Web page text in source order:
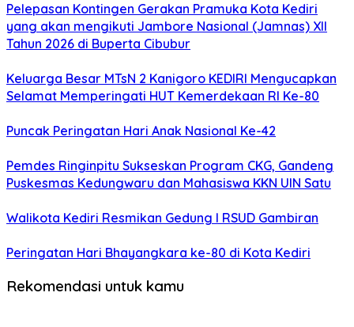
Pelepasan Kontingen Gerakan Pramuka Kota Kediri
yang akan mengikuti Jambore Nasional (Jamnas) XII
Tahun 2026 di Buperta Cibubur
Keluarga Besar MTsN 2 Kanigoro KEDIRI Mengucapkan
Selamat Memperingati HUT Kemerdekaan RI Ke-80
Puncak Peringatan Hari Anak Nasional Ke-42
Pemdes Ringinpitu Sukseskan Program CKG, Gandeng
Puskesmas Kedungwaru dan Mahasiswa KKN UIN Satu
Walikota Kediri Resmikan Gedung I RSUD Gambiran
Peringatan Hari Bhayangkara ke-80 di Kota Kediri
Rekomendasi untuk kamu